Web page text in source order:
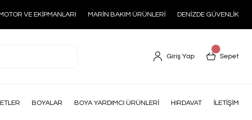
VE EKİPMANLARI MARİN BAKIM ÜRÜNLERİ DENİZDE GÜVENLİK
Giriş Yap Sepet
BOYALAR BOYA YARDIMCI ÜRÜNLERİ HIRDAVAT İLETİŞİM